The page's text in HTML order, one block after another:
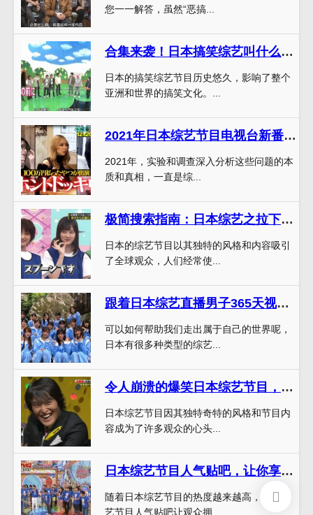
您一一解答，虽然“恶搞...
合集来袭！日本搞笑综艺叫什么名字，这10档节目成为了搞笑界的经典
日本的搞笑综艺节目历史悠久，影响了整个
亚洲和世界的搞笑文化。...
2021年日本综艺节目电视台新番预告：你期待哪些节目？
2021年，实验和调查深入分析这些问题的本
质和真相，一直是综...
极简搜索指南：日本综艺之拉下拉链在哪里看？
日本的综艺节目以其独特的风格和内容吸引
了全球观众，人们经常使...
跟着日本综艺直播男子365天视频，走出属于自己的世界
可以如何帮助我们走出属于自己的世界呢，
日本有很多种类型的综艺...
令人崩溃的爆笑日本综艺节目，笑到停不下来
日本综艺节目因其独特奇特的风格和节目内
容成为了许多观众的心头...
日本综艺节目人气贴吧，让你享受更多看节目的乐趣
随着日本综艺节目的热度越来越高，日本综
艺节目人气贴吧让观众拥...